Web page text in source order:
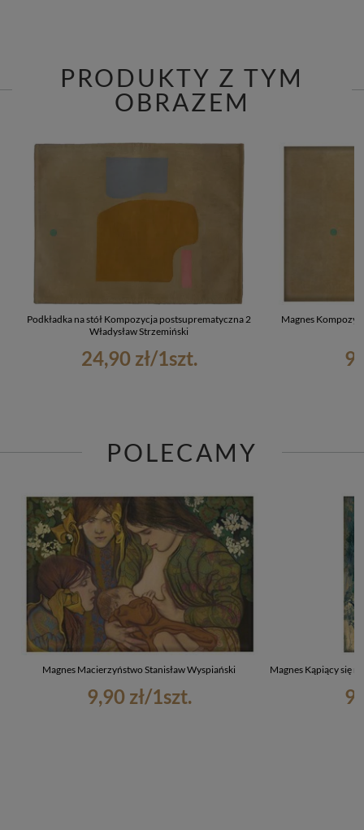
PRODUKTY Z TYM
OBRAZEM
Podkładka na stół Kompozycja postsuprematyczna 2
Władysław Strzemiński
24,90 zł/1szt.
Magnes
POLECAMY
Magnes Macierzyństwo Stanisław Wyspiański
9,90 zł/1szt.
Magnes Kąpiący się